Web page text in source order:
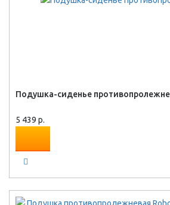
Подушка-сиденье
5 439 р.